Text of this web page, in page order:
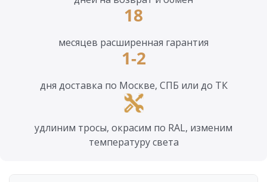
18
месяцев расширенная гарантия
1-2
дня доставка по Москве, СПБ или до ТК
удлиним тросы, окрасим по RAL, изменим
температуру света